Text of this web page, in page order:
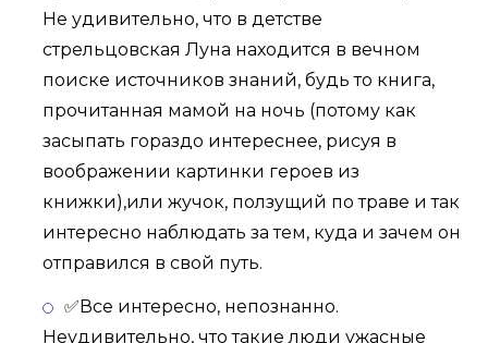
Не удивительно, что в детстве
стрельцовская Луна находится в вечном
поиске источников знаний, будь то книга,
прочитанная мамой на ночь (потому как
засыпать гораздо интереснее, рисуя в
воображении картинки героев из
книжки),или жучок, ползущий по траве и так
интересно наблюдать за тем, куда и зачем он
отправился в свой путь.
✅Все интересно, непознанно.
Неудивительно, что такие люди ужасные